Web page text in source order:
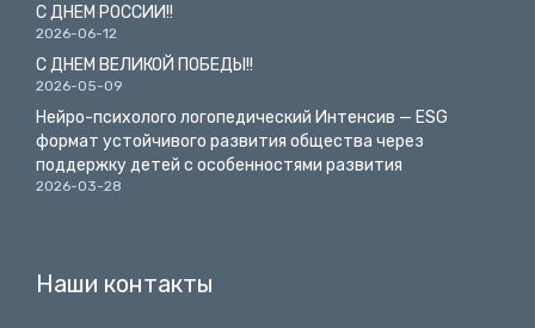
С ДНЕМ РОССИИ!!
2026-06-12
С ДНЕМ ВЕЛИКОЙ ПОБЕДЫ!!
2026-05-09
Нейро-психолого логопедический Интенсив — ESG
формат устойчивого развития общества через
поддержку детей с особенностями развития
2026-03-28
Наши контакты